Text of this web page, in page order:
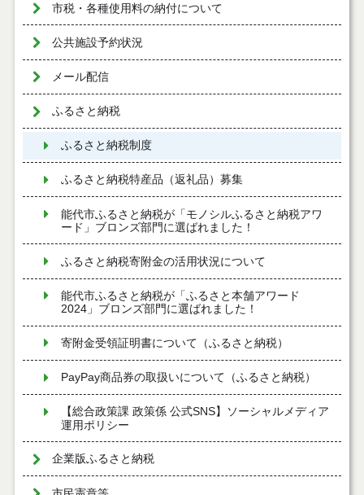
市税・各種使用料の納付について
公共施設予約状況
メール配信
ふるさと納税
ふるさと納税制度
ふるさと納税特産品（返礼品）募集
能代市ふるさと納税が「モノシルふるさと納税アワ
ード」ブロンズ部門に選ばれました！
ふるさと納税寄附金の活用状況について
能代市ふるさと納税が「ふるさと本舗アワード
2024」ブロンズ部門に選ばれました！
寄附金受領証明書について（ふるさと納税）
PayPay商品券の取扱いについて（ふるさと納税）
【総合政策課 政策係 公式SNS】ソーシャルメディア
運用ポリシー
企業版ふるさと納税